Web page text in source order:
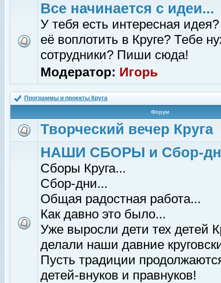
Все начинается с идеи...
У тебя есть интересная
её воплотить в Круге? Тебе
сотрудники? Пиши сюда!
Модератор: Игорь
Программы и проекты Круга
Форум
Творческий вечер Круга
НАШИ СБОРЫ и Сбор-
Сборы Круга...
Сбор-дни...
Общая радостная работа...
Как давно это было...
Уже выросли дети тех детей
делали наши давние
Пусть традиции
детей-внуков и правнуков!